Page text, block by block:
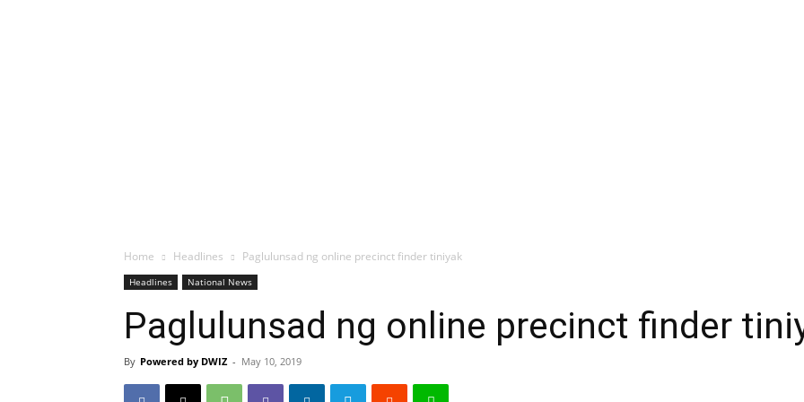
Home Headlines Paglulunsad ng online precinct finder tiniyak
Headlines National News
Paglulunsad ng online precinct finder
By Powered by DWIZ - May 10, 2019